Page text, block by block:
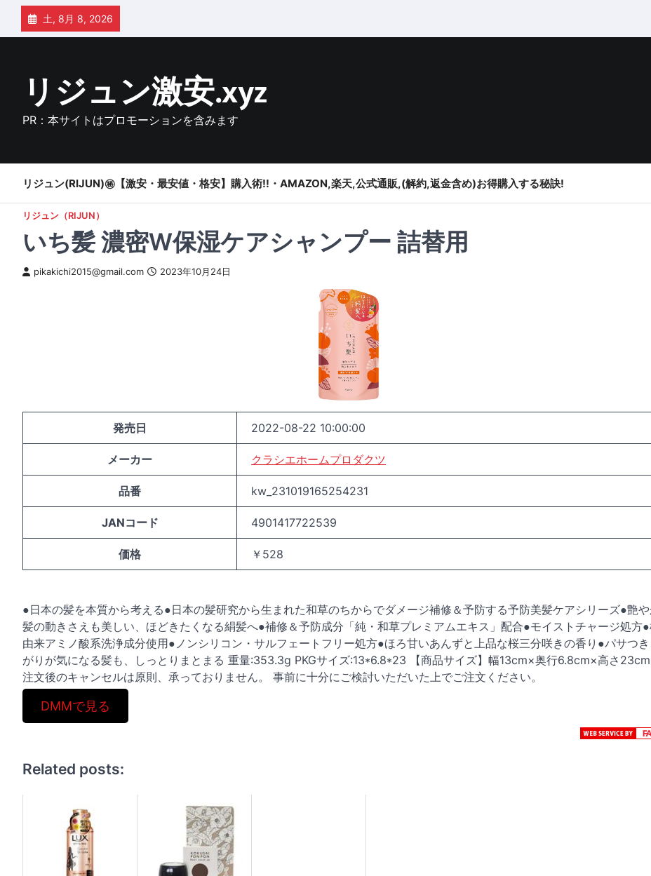
Skip
content
土, 8月 8, 2026
リジュン激安.xyz
PR：本サイトはプロモーションを含みます
リジュン(RIJUN)㊙【激安・最安値・格安】購入術!!・AMAZON,楽天,公式通販,(解約,返金含め)お得購入する秘訣!
リジュン（RIJUN）
いち髪 濃密W保湿ケアシャンプー 詰替用
pikakichi2015@gmail.com 2023年10月24日
発売日 2022-08-22 10:00:00
メーカー クラシエホームプロダクツ
品番 kw_231019165254231
JANコード 4901417722539
価格 ￥528
●日本の髪を本質から考える●日本の髪研究から生まれた和草のちからでダメージ補修＆予防する予防美髪ケアシリーズ●艶
髪の動きさえも美しい、ほどきたくなる絹髪へ●補修＆予防成分「純・和草プレミアムエキス」配合●モイストチャージ処方
由来アミノ酸系洗浄成分使用●ノンシリコン・サルフェートフリー処方●ほろ甘いあんずと上品な桜三分咲きの香り●パサつ
がりが気になる髪も、しっとりまとまる 重量:353.3g PKGサイズ:13*6.8*23 【商品サイズ】幅13cm×奥行6.8cm×高さ
注文後のキャンセルは原則、承っておりません。 事前に十分にご検討いただいた上でご注文ください。
DMMで見る
Related posts: